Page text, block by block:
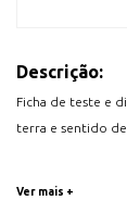
Descrição:
Ficha de teste e
terra e sentido de
Ver mais +